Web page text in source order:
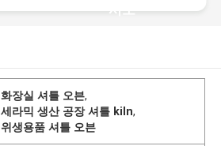
시오
화장실 셔틀 오븐,
세라믹 생산 공장 셔틀 kiln,
위생용품 셔틀 오븐